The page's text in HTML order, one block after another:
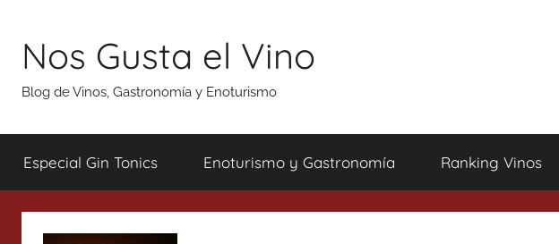
contenido
Nos Gusta el Vino
Blog de Vinos, Gastronomía y Enoturismo
Especial Gin Tonics Enoturismo y Gastronomía Ranking Vinos